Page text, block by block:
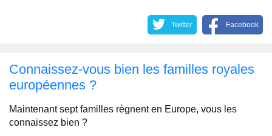
Twitter Facebook
Сonnaissez-vous bien les familles royales
européennes ?
Maintenant sept familles règnent en Europe, vous les
connaissez bien ?